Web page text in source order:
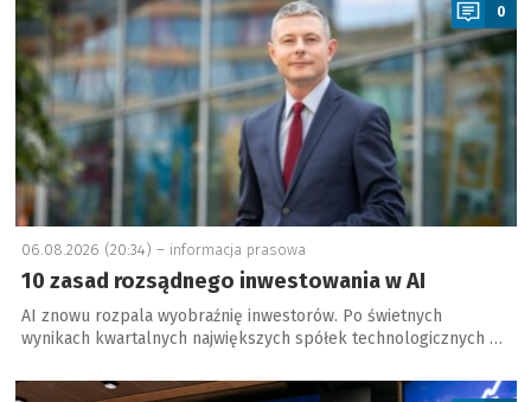
0
06.08.2026 (20:34) – informacja prasowa
10 zasad rozsądnego inwestowania w AI
AI znowu rozpala wyobraźnię inwestorów. Po świetnych
wynikach kwartalnych największych spółek technologicznych …
a